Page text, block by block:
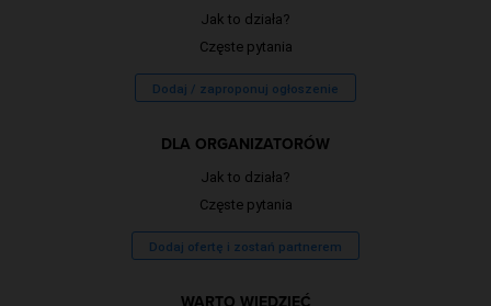
Jak to działa?
Częste pytania
Dodaj / zaproponuj ogłoszenie
DLA ORGANIZATORÓW
Jak to działa?
Częste pytania
Dodaj ofertę i zostań partnerem